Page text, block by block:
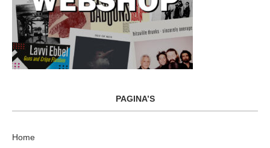
PAGINA’S
Home